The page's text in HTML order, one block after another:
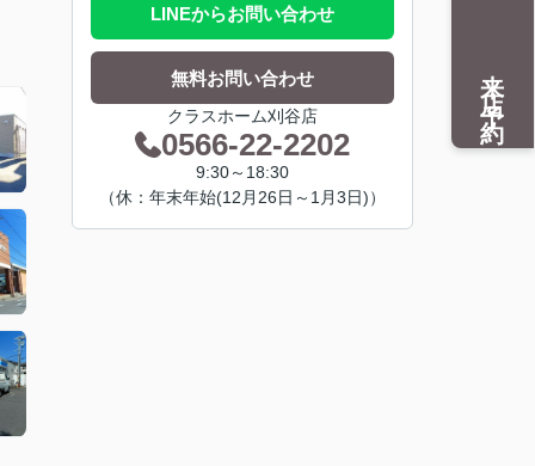
LINEからお問い合わせ
無料お問い合わせ
クラスホーム刈谷店
0566-22-2202
9:30～18:30
（休：年末年始(12月26日～1月3日)）
来店予約